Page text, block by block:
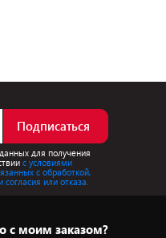
Подписаться
для получения
с условиями
с обработкой,
или отказа.
с моим заказом?